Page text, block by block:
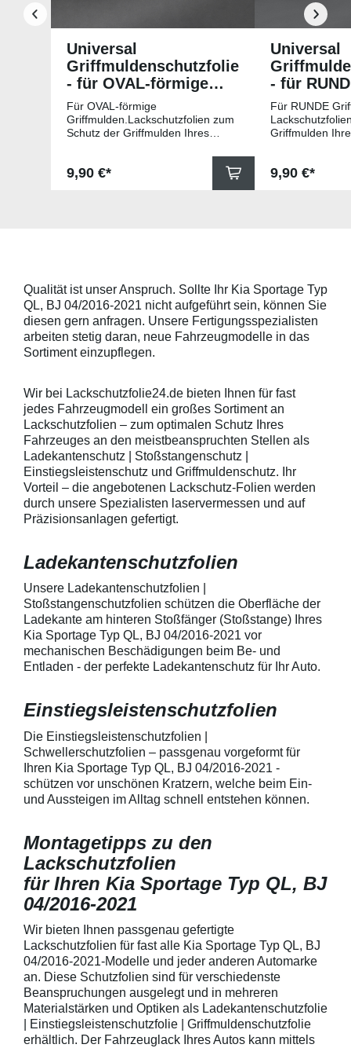
Universal
Griffmuldenschutzfolie
- für OVAL-förmige
Griffmulden
Für OVAL-förmige
Griffmulden.Lackschutzfolien zum
Schutz der Griffmulden Ihres
Schutzfolie gegen Kratzer in den
Griffmulden. Die Pads sind 78mm
beigelegter Anleitung) benetzen,
diese danach auflegen und mittig
anstreichen - anschließend die
Lackschutzfolie mittels Fön
erwärmen und von der Mitte
heraus in alle Richtungen
kontaktieren Sie uns bitte
telefonisch. Lieferumfang
transparente Lackschutzfolie 5
Stück Lackschutzpads für 5
Griffmulden / Griffschalen
Merkmale Spezielle Vinylfolie mit
bestmöglichem Schutz gegen
Kratzer und Abrieb Bestens
geeignet zum Schutz von
Fahrzeugkarosserien gegen
mechanische Einwirkung am
Fahrzeugkarosserien und
mechanische Einwirkung
entwickeltStärke der Folie beträgt
150 µmSchützt den wertvollen
Lack in der GriffmuldenKeine
unschönen Kratzer durch
Fingenägel oder Ringe in den
GriffmuldenSpezielle Vinylfolie mit
bestmöglichem Schutz gegen
Regulärer Preis:
9,90 €*
Universal
- für
Für RUNDE
Griffmulden
Die Pads sind
Schutzpads
sollten die
Griffmulden
Aussenrändern
Folie mit
beigelegter
diese danach
anstreichen -
Lackschutzfolie
heraus in alle
ausstreichen.
kontaktieren
telefonisch.
geeignet zum
mechanische
zum Schutz von
150 µmSchützt
Lack in der
Fingenägel
bestmöglichem
Kratzer und
Fahrzeuglack
Regulärer
9,90 €*
Qualität ist unser Anspruch. Sollte Ihr Kia Sportage Typ
QL, BJ 04/2016-2021 nicht aufgeführt sein, können Sie
diesen gern anfragen. Unsere Fertigungsspezialisten
arbeiten stetig daran, neue Fahrzeugmodelle in das
Sortiment einzupflegen.
Wir bei Lackschutzfolie24.de bieten Ihnen für fast
jedes Fahrzeugmodell ein großes Sortiment an
Lackschutzfolien – zum optimalen Schutz Ihres
Fahrzeuges an den meistbeanspruchten Stellen als
Ladekantenschutz | Stoßstangenschutz |
Einstiegsleistenschutz und Griffmuldenschutz. Ihr
Vorteil – die angebotenen Lackschutz-Folien werden
durch unsere Spezialisten laservermessen und auf
Präzisionsanlagen gefertigt.
Ladekantenschutzfolien
Unsere Ladekantenschutzfolien |
Stoßstangenschutzfolien schützen die Oberfläche der
Ladekante am hinteren Stoßfänger (Stoßstange) Ihres
Kia Sportage Typ QL, BJ 04/2016-2021 vor
mechanischen Beschädigungen beim Be- und
Entladen - der perfekte Ladekantenschutz für Ihr Auto.
Einstiegsleistenschutzfolien
Die Einstiegsleistenschutzfolien |
Schwellerschutzfolien – passgenau vorgeformt für
Ihren Kia Sportage Typ QL, BJ 04/2016-2021 -
schützen vor unschönen Kratzern, welche beim Ein-
und Aussteigen im Alltag schnell entstehen können.
Montagetipps zu den
Lackschutzfolien
für Ihren Kia Sportage Typ QL, BJ
04/2016-2021
Wir bieten Ihnen passgenau gefertigte
Lackschutzfolien für fast alle Kia Sportage Typ QL, BJ
04/2016-2021-Modelle und jeder anderen Automarke
an. Diese Schutzfolien sind für verschiedenste
Beanspruchungen ausgelegt und in mehreren
Materialstärken und Optiken als Ladekantenschutzfolie
| Einstiegsleistenschutzfolie | Griffmuldenschutzfolie
erhältlich. Der Fahrzeuglack Ihres Autos kann mittels